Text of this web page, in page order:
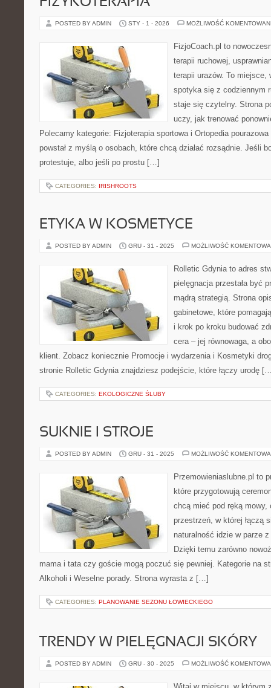
POSTED BY ADMIN STY - 1 - 2026 MOŻLIWOŚĆ
FizjoCoach.pl to
terapii ruchowej,
terapii urazów. To miejsce,
spotyka się z codziennym
staje się czytelny. Strona
uczy, jak trenować
Polecamy kategorie: Fizjoterapia sportowa i Ortopedia
powstał z myślą o osobach, które chcą działać rozsądnie. Jeśli
protestuje, albo jeśli po prostu […]
CATEGORIES: IRISHROOTS
ETYKA W KOSMETYCE
POSTED BY ADMIN GRU - 31 - 2025 MOŻLIWOŚĆ
Rolletic Gdynia to adres
pielęgnacja przestała być
mądrą strategią. Strona
gabinetowe, które
i krok po kroku budować
cera – jej równowaga, a
klient. Zobacz koniecznie Promocje i wydarzenia i Kosmetyki
stronie Rolletic Gdynia znajdziesz podejście, które łączy urodę
CATEGORIES: EKOLOGICZNE ŚLUBY
SUKNIE I STROJE
POSTED BY ADMIN GRU - 31 - 2025 MOŻLIWOŚĆ
Przemowieniaslubne.pl to
które przygotowują
chcą mieć pod ręką mowy,
przestrzeń, w której łączą
naturalność idzie w parze
Dzięki temu zarówno
mama i tata czy goście mogą poczuć się pewniej. Kategorie na
Alkoholi i Weselne porady. Strona wyrasta z […]
CATEGORIES: PLANOWANIE SEZONU ŁOWIECKIEGO
TRENDY W PIELĘGNACJI SKÓRY
POSTED BY ADMIN GRU - 30 - 2025 MOŻLIWOŚĆ